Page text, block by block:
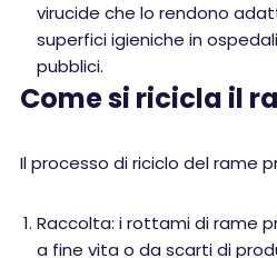
virucide che lo rendono
superfici igieniche in
pubblici.
Come si ricicla il
Il processo di riciclo del rame
Raccolta: i rottami di rame
a fine vita o da scarti di